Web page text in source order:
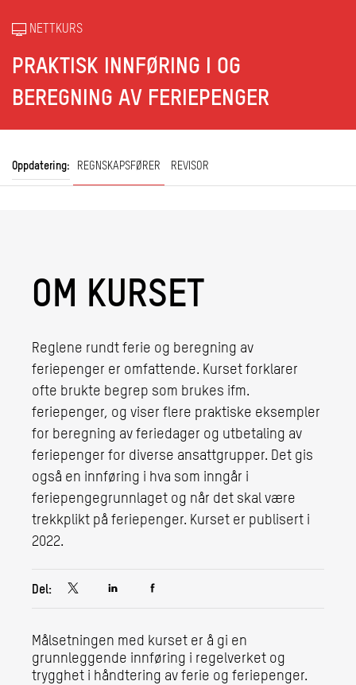
NETTKURS
PRAKTISK INNFØRING I OG
BEREGNING AV FERIEPENGER
Oppdatering: REGNSKAPSFØRER REVISOR
OM KURSET
Reglene rundt ferie og beregning av
feriepenger er omfattende. Kurset forklarer
ofte brukte begrep som brukes ifm.
feriepenger, og viser flere praktiske eksempler
for beregning av feriedager og utbetaling av
feriepenger for diverse ansattgrupper. Det gis
også en innføring i hva som inngår i
feriepengegrunnlaget og når det skal være
trekkplikt på feriepenger. Kurset er publisert i
2022.
Del:
Målsetningen med kurset er å gi en
grunnleggende innføring i regelverket og
trygghet i håndtering av ferie og feriepenger.